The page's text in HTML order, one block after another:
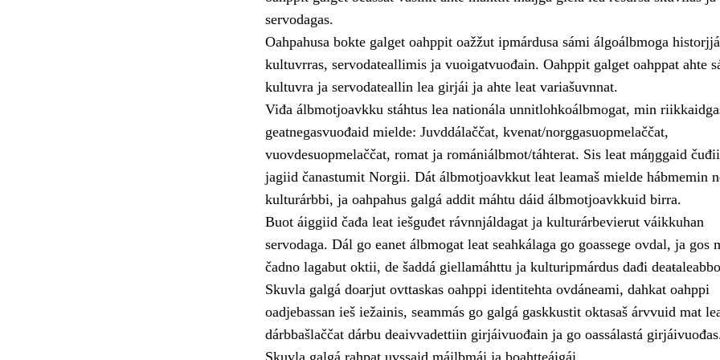
servodagas.
Oahpahusa bokte galget oahppit oažžut ipmárdusa sámi álgoálbmoga
kultuvrras, servodateallimis ja vuoigatvuođain. Oahppit galget oahppat ahte
kultuvra ja servodateallin lea girjái ja ahte leat variašuvnnat.
Viđa álbmotjoavkku stáhtus lea nationála unnitlohkoálbmogat, min
geatnegasvuođaid mielde: Juvddálaččat, kvenat/norggasuopmelaččat,
vuovdesuopmelaččat, romat ja romániálbmot/táhterat. Sis leat máŋggaid
jagiid čanastumit Norgii. Dát álbmotjoavkkut leat leamaš mielde hábmemin
kulturárbbi, ja oahpahus galgá addit máhtu dáid álbmotjoavkkuid birra.
Buot áiggiid čađa leat iešguđet rávnnjáldagat ja kulturárbevierut váikkuhan
servodaga. Dál go eanet álbmogat leat seahkálaga go goassege ovdal, ja gos
čadno lagabut oktii, de šaddá giellamáhttu ja kulturipmárdus dađi
Skuvla galgá doarjut ovttaskas oahppi identitehta ovdáneami, dahkat oahppi
oadjebassan ieš iežainis, seammás go galgá gaskkustit oktasaš árvvuid mat
dárbbašlaččat dárbu deaivvadettiin girjáivuođain ja go oassálastá